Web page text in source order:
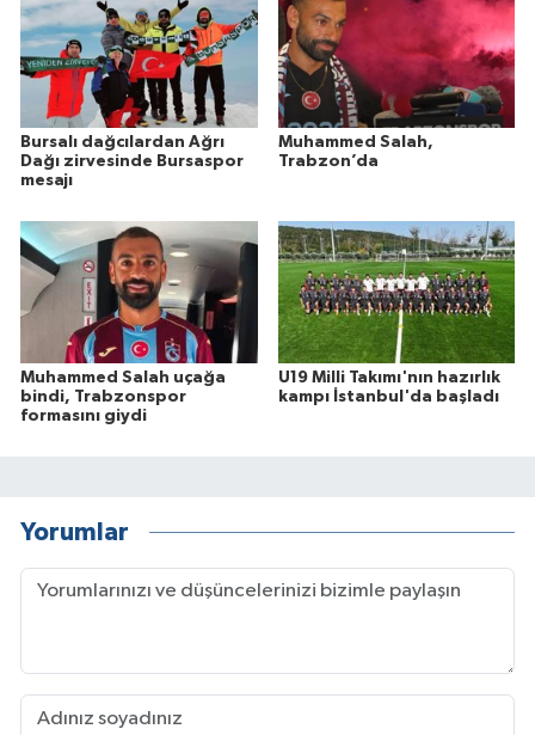
Bursalı dağcılardan Ağrı
Dağı zirvesinde Bursaspor
mesajı
Muhammed Salah,
Trabzon’da
Muhammed Salah uçağa
bindi, Trabzonspor
formasını giydi
U19 Milli Takımı'nın hazırlık
kampı İstanbul'da başladı
Yorumlar